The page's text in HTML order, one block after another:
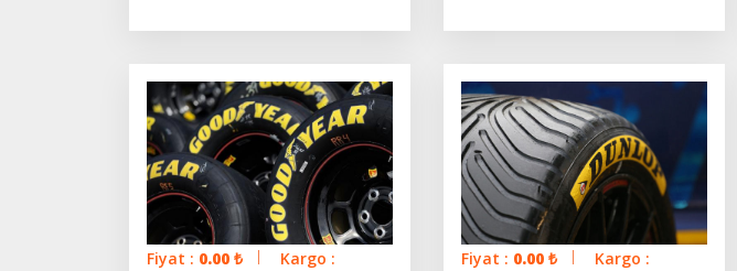
Fiyat : 0.00 ₺ Kargo : Fiyat : 0.00 ₺ Kargo :